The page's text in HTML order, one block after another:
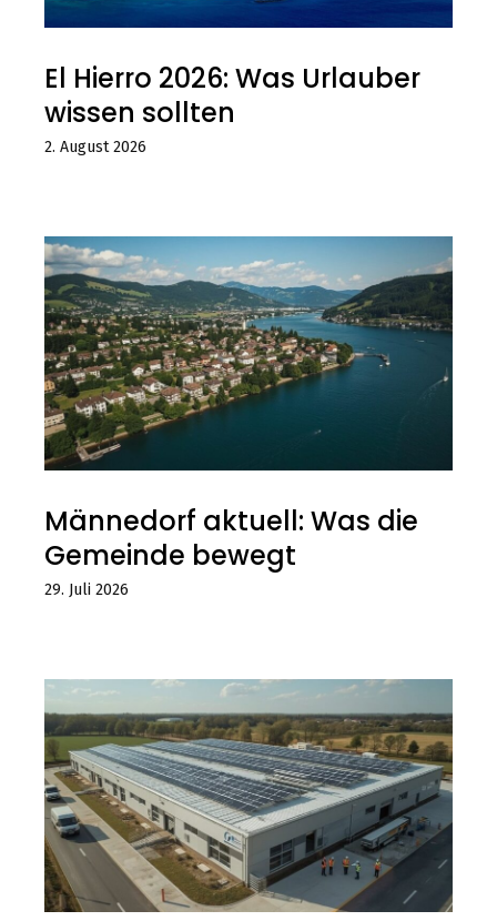
El Hierro 2026: Was Urlauber
wissen sollten
2. August 2026
Männedorf aktuell: Was die
Gemeinde bewegt
29. Juli 2026